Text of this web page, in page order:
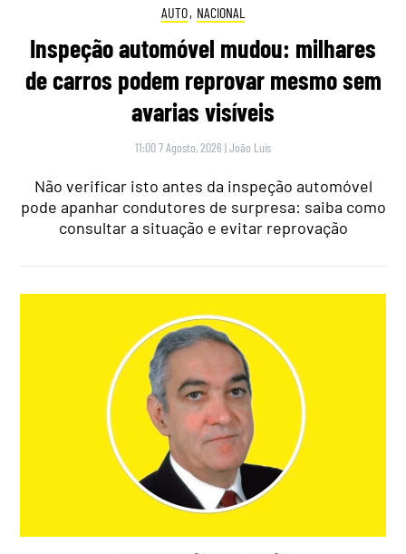
AUTO, NACIONAL
Inspeção automóvel mudou: milhares
de carros podem reprovar mesmo sem
avarias visíveis
11:00 7 Agosto, 2026 |João Luís
Não verificar isto antes da inspeção automóvel
pode apanhar condutores de surpresa: saiba como
consultar a situação e evitar reprovação